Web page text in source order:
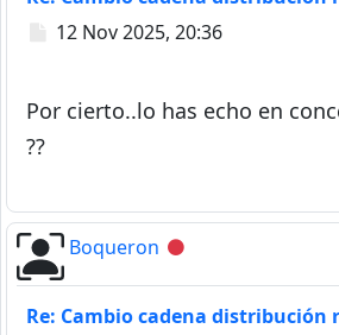
Mensaje
12 Nov 2025, 20:36
Por cierto..lo has echo en
??
Boqueron Desconectado
Re: Cambio cadena distribución